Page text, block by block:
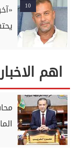
10
اهم الاخبار